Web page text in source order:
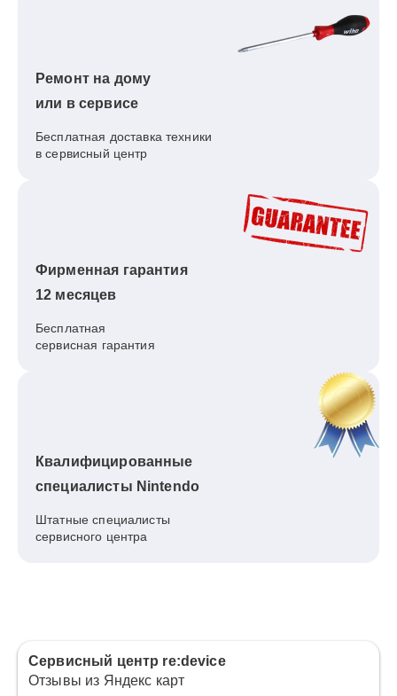
Ремонт на дому
или в сервисе
Бесплатная доставка техники
в сервисный центр
Фирменная гарантия
12 месяцев
Бесплатная
сервисная гарантия
Квалифицированные
специалисты Nintendo
Штатные специалисты
сервисного центра
Сервисный центр re:device
Отзывы из Яндекс карт